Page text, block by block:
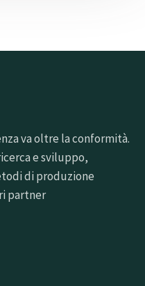
va oltre la conformità.
e sviluppo,
di produzione
partner